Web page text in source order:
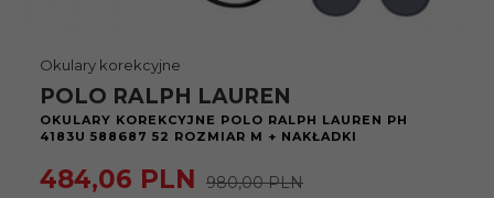
Okulary korekcyjne
POLO RALPH LAUREN
OKULARY KOREKCYJNE POLO RALPH LAUREN PH
4183U 588687 52 ROZMIAR M + NAKŁADKI
484,06 PLN 980,00 PLN